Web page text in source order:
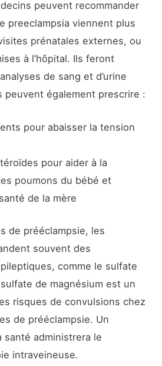
peuvent recommander
preeclampsia viennent plus
prénatales externes, ou
à l’hôpital. Ils feront
de sang et d’urine
peuvent également prescrire :
pour abaisser la tension
pour aider à la
poumons du bébé et
de la mère
de prééclampsie, les
souvent des
comme le sulfate
de magnésium est un
risques de convulsions chez
de prééclampsie. Un
santé administrera le
intraveineuse.